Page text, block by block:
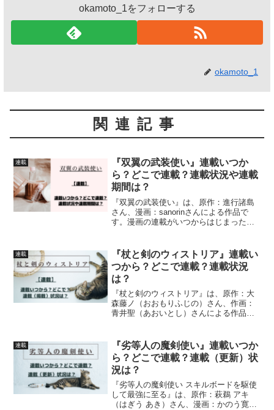
okamoto_1をフォローする
okamoto_1
関連記事
連載
『双翼の武装使い』連載いつか
ら？どこで連載？連載状況や連載
期間は？
『双翼の武装使い』は、原作：進行諸島
さん、漫画：sanorinさんによる作品で
す。漫画の連載がいつからはじまったの
連載
『杖と剣のウィストリア』連載い
つから？どこで連載？連載状況
は？
『杖と剣のウィストリア』は、原作：大
森藤ノ（おおもりふじの）さん、作画：
青井聖（あおいとし）さんによる作品で
るのか、連載（掲載）状況について、詳
しく紹介しています
連載
『劣等人の魔剣使い』連載いつか
ら？どこで連載？連載（更新）状
況は？
『劣等人の魔剣使い スキルボードを駆使
して最強に至る』は、原作：萩鵜 アキ
（はぎう あき）さん、漫画：かのう寛人